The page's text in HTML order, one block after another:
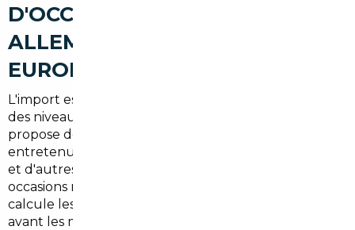
D'OCCASION À SÈVRES :
ALLEMAGNE, BELGIQUE ET
EUROPE
L'import est souvent motivé par des écarts de prix et
des niveaux d'équipement différents. L'Allemagne
propose des berlines et des compactes bien
entretenues, la Belgique offre un marché équilibré,
et d'autres pays européens peuvent proposer des
occasions rares. Un expert local compare les offres,
calcule les coûts réels (prix, TVA, transport) et met en
avant les meilleures pistes. Si vous cherchez un